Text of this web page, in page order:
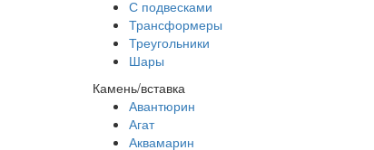
С подвесками
Трансформеры
Треугольники
Шары
Камень/вставка
Авантюрин
Агат
Аквамарин